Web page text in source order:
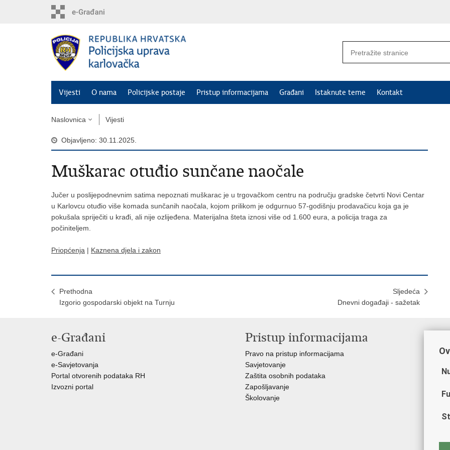
Vijesti O nama Policijske postaje Pristup informacijama Građani Istaknute teme Kontakt
Naslovnica Vijesti
Objavljeno: 30.11.2025.
Muškarac otuđio sunčane naočale
Jučer u poslijepodnevnim satima nepoznati muškarac je u trgovačkom centru na području gradske četvrti Novi Centar
u Karlovcu otuđio više komada sunčanih naočala, kojom prilikom je odgurnuo 57-godišnju prodavačicu koja ga je
pokušala spriječiti u krađi, ali nije ozlijeđena. Materijalna šteta iznosi više od 1.600 eura, a policija traga za
počiniteljem.
Priopćenja | Kaznena djela i zakon
Prethodna
Izgorio gospodarski objekt na Turnju
Sljedeća
Dnevni događaji - sažetak
e-Građani
e-Građani
e-Savjetovanja
Portal otvorenih podataka RH
Izvozni portal
Pristup informacijama
Pravo na pristup informacijama
Savjetovanje
Zaštita osobnih podataka
Zapošljavanje
Školovanje